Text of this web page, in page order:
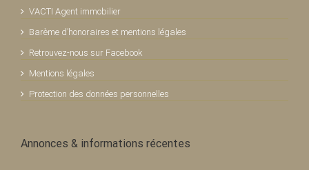
VACTI Agent immobilier
Barème d’honoraires et mentions légales
Retrouvez-nous sur Facebook
Mentions légales
Protection des données personnelles
Annonces & informations récentes